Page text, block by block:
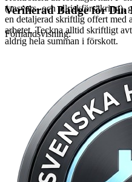
(ansvars- och allriskförsäkring),
en detaljerad skriftlig offert med
arbetet. Teckna alltid skriftligt
aldrig hela summan i förskott.
Verifierad Badge för Din
Förhandsvisning: